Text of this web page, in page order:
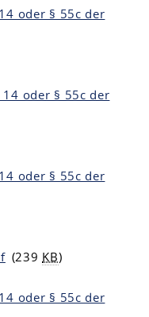
oder § 55c der
oder § 55c der
oder § 55c der
(239 KB)
oder § 55c der